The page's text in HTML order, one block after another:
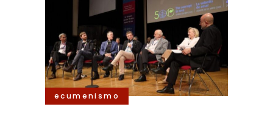
ecumenismo